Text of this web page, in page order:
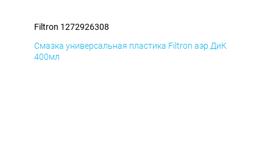
Filtron 1272926308
Смазка универсальная пластика Filtron аэр ДиК
400мл